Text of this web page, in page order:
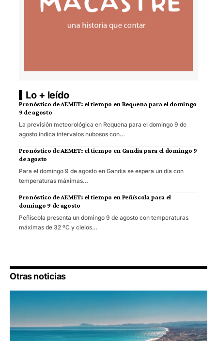
Lo + leído
Pronóstico de AEMET: el tiempo en Requena para el domingo
9 de agosto
La previsión meteorológica en Requena para el domingo 9 de
agosto indica intervalos nubosos con…
Pronóstico de AEMET: el tiempo en Gandia para el domingo 9
de agosto
Para el domingo 9 de agosto en Gandia se espera un día con
temperaturas máximas…
Pronóstico de AEMET: el tiempo en Peñíscola para el
domingo 9 de agosto
Peñíscola presenta un domingo 9 de agosto con temperaturas
máximas de 32 ºC y cielos…
Otras noticias